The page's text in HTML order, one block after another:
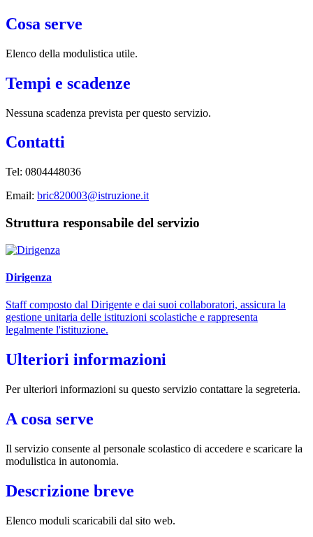
Cosa serve
Elenco della modulistica utile.
Tempi e scadenze
Nessuna scadenza prevista per questo servizio.
Contatti
Tel: 0804448036
Email: bric820003@istruzione.it
Struttura responsabile del servizio
Dirigenza
Staff composto dal Dirigente e dai suoi collaboratori, assicura la
gestione unitaria delle istituzioni scolastiche e rappresenta
legalmente l'istituzione.
Ulteriori informazioni
Per ulteriori informazioni su questo servizio contattare la segreteria.
A cosa serve
Il servizio consente al personale scolastico di accedere e scaricare la
modulistica in autonomia.
Descrizione breve
Elenco moduli scaricabili dal sito web.